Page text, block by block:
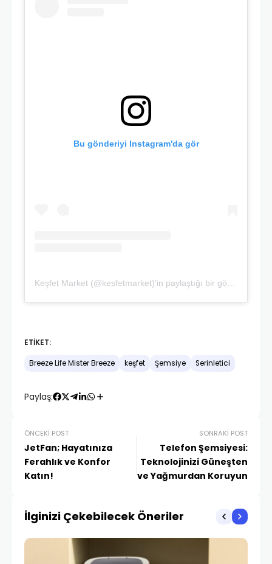
Bu gönderiyi Instagram'da gör
ETIKET:
Breeze Life Mister Breeze keşfet Şemsiye Serinletici
Paylaş:
ÖNCEKI POST
JetFan; Hayatınıza
Ferahlık ve Konfor
Katın!
SONRAKI POST
Telefon Şemsiyesi:
Teknolojinizi Güneşten
ve Yağmurdan Koruyun
İlginizi Çekebilecek Öneriler